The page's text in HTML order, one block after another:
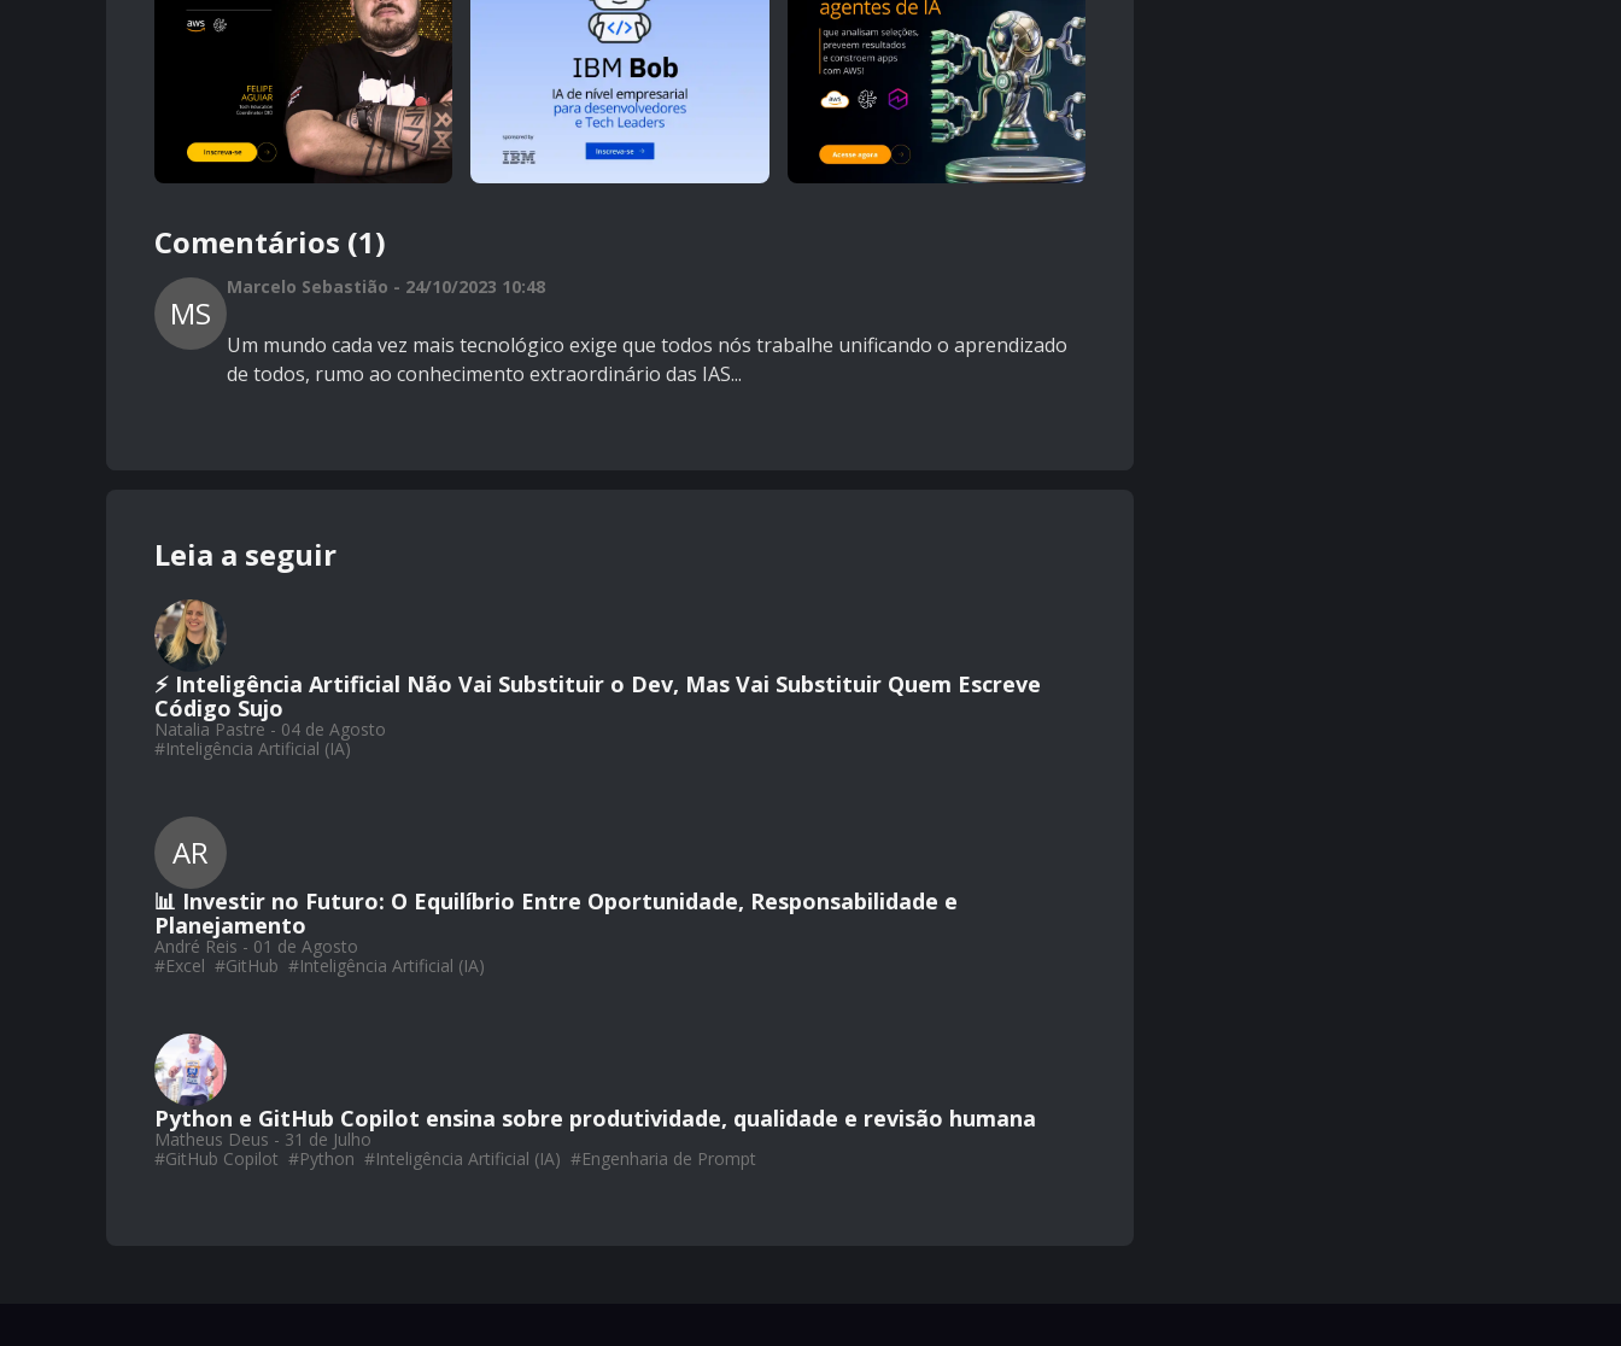
Comentários (1)
MS
Marcelo Sebastião - 24/10/2023 10:48
Um mundo cada vez mais tecnológico exige que todos nós trabalhe unificando o aprendizado
de todos, rumo ao conhecimento extraordinário das IAS...
Leia a seguir
⚡ Inteligência Artificial Não Vai Substituir o Dev, Mas Vai Substituir Quem Escreve
Código Sujo
Natalia Pastre - 04 de Agosto
#Inteligência Artificial (IA)
AR
📊 Investir no Futuro: O Equilíbrio Entre Oportunidade, Responsabilidade e
Planejamento
André Reis - 01 de Agosto
#Excel #GitHub #Inteligência Artificial (IA)
Python e GitHub Copilot ensina sobre produtividade, qualidade e revisão humana
Matheus Deus - 31 de Julho
#GitHub Copilot #Python #Inteligência Artificial (IA) #Engenharia de Prompt